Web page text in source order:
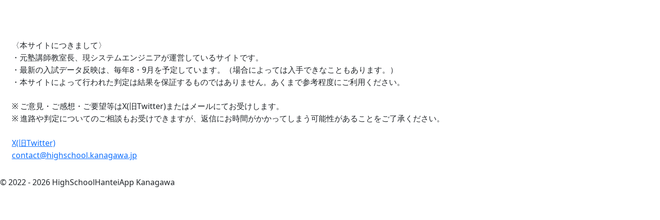
〈本サイトにつきまして〉
・元塾講師教室長、現システムエンジニアが運営しているサイトです。
・最新の入試データ反映は、毎年8・9月を予定しています。（場合によっては入手できなこともあります。）
・本サイトによって行われた判定は結果を保証するものではありません。あくまで参考程度にご利用ください。
※ ご意見・ご感想・ご要望等はX(旧Twitter)またはメールにてお受けします。
※ 進路や判定についてのご相談もお受けできますが、返信にお時間がかかってしまう可能性があることをご了承ください。
X(旧Twitter)
contact@highschool.kanagawa.jp
©2022 - 2026 HighSchoolHanteiApp Kanagawa